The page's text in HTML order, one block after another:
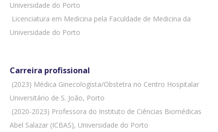
Universidade do Porto
 Licenciatura em Medicina pela Faculdade de Medicina da
Universidade do Porto
Carreira profissional
 (2023) Médica Ginecologista/Obstetra no Centro Hospitalar
Universitário de S. João, Porto
 (2020-2023) Professora do Instituto de Ciências Biomédicas
Abel Salazar (ICBAS), Universidade do Porto